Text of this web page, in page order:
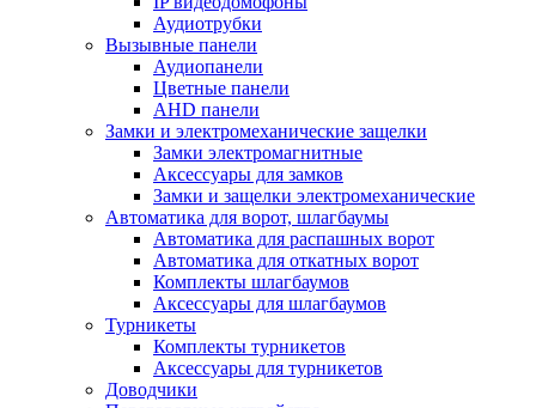
Аудиотрубки
Вызывные панели
Аудиопанели
Цветные панели
AHD панели
Замки и электромеханические защелки
Замки электромагнитные
Аксессуары для замков
Замки и защелки электромеханические
Автоматика для ворот, шлагбаумы
Автоматика для распашных ворот
Автоматика для откатных ворот
Комплекты шлагбаумов
Аксессуары для шлагбаумов
Турникеты
Комплекты турникетов
Аксессуары для турникетов
Доводчики